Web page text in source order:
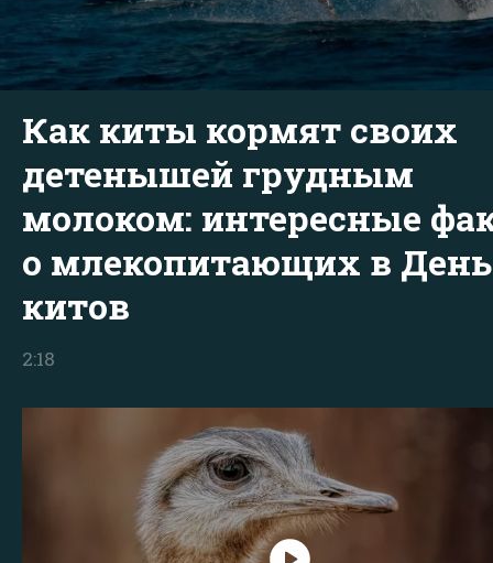
Как киты кормят своих
детенышей грудным
молоком: интересные
о млекопитающих в День
китов
2:18